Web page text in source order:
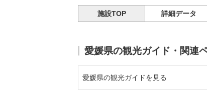
施設TOP 詳細データ
愛媛県の観光ガイド・関連
愛媛県の観光ガイドを見る